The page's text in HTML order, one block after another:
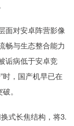
面对安卓阵营影像
畅与生态整合能力
诟病低于安卓竞
时，国产机早已在
。
式长焦结构，将3.